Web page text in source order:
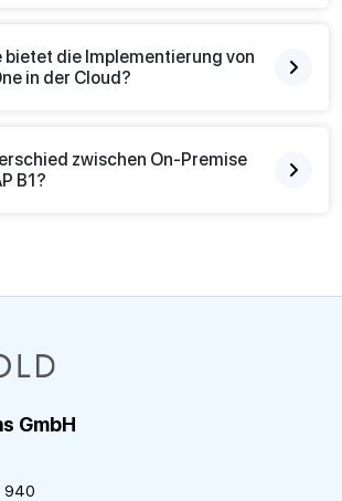
bietet die Implementierung von
in der Cloud?
zwischen On-Premise
B1?
GmbH
940